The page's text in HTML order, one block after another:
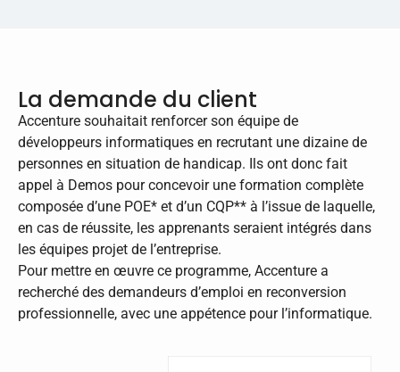
La demande du client
Accenture souhaitait renforcer son équipe de
développeurs informatiques en recrutant une dizaine de
personnes en situation de handicap. Ils ont donc fait
appel à Demos pour concevoir une formation complète
composée d’une POE* et d’un CQP** à l’issue de laquelle,
en cas de réussite, les apprenants seraient intégrés dans
les équipes projet de l’entreprise.
Pour mettre en œuvre ce programme, Accenture a
recherché des demandeurs d’emploi en reconversion
professionnelle, avec une appétence pour l’informatique.